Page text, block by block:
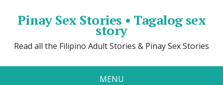
Pinay Sex Stories • Tagalog sex
story
Read all the Filipino Adult Stories & Pinay Sex Stories
MENU